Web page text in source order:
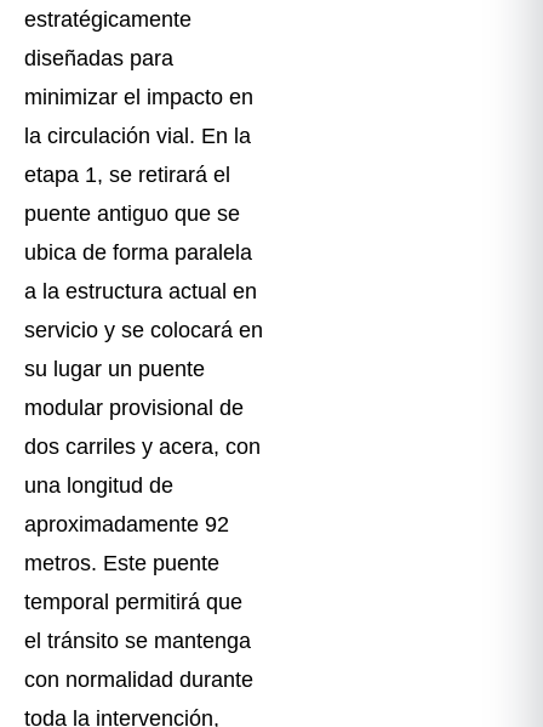
estratégicamente
diseñadas para
minimizar el impacto en
la circulación vial. En la
etapa 1, se retirará el
puente antiguo que se
ubica de forma paralela
a la estructura actual en
servicio y se colocará en
su lugar un puente
modular provisional de
dos carriles y acera, con
una longitud de
aproximadamente 92
metros. Este puente
temporal permitirá que
el tránsito se mantenga
con normalidad durante
toda la intervención,